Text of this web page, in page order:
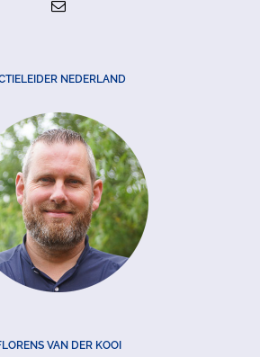
NEDERLAND
VAN DER KOOI